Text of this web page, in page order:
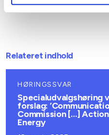
Relateret indhold
HØRINGSSVAR
Specialudvalgshøring
forslag:
Commission […]
Energy